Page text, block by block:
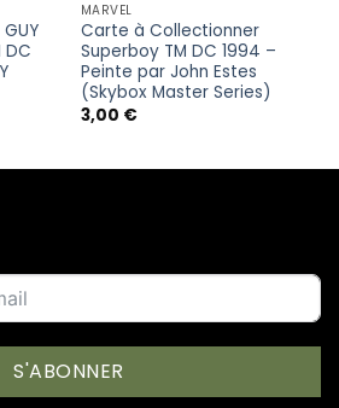
DC
MARVEL
Carte à Collectionner
Superboy TM DC 1994 –
Peinte par John Estes
(Skybox Master Series)
3,00 €
S'ABONNER